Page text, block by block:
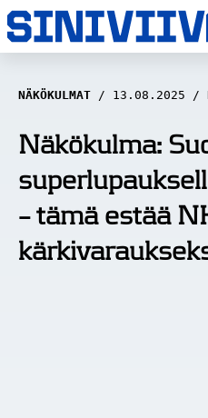
LUUVITONEN
HAASTATTELUT
NÄKÖKULMAT
ANALYYSIT
NÄKÖKULMAT 13.08.2025
Näkökulma:
– tämä estää